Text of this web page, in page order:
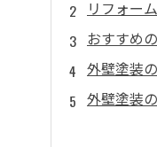
リフォー
おすすめ
外壁塗装
外壁塗装